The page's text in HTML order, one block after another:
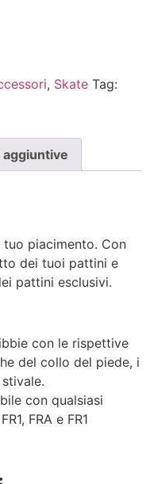
, Skate Tag:
piacimento. Con
dei tuoi pattini e
pattini esclusivi.
con le rispettive
del collo del piede, i
con qualsiasi
FRA e FR1